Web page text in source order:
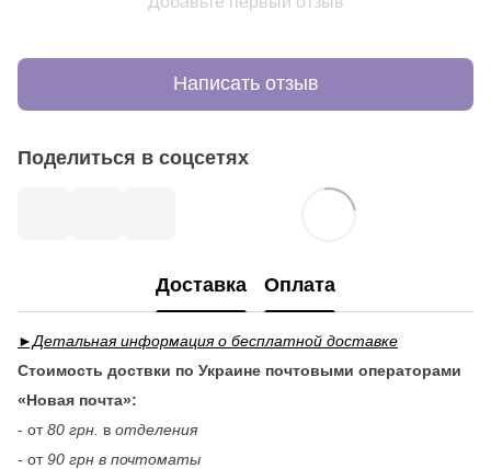
Написать отзыв
Поделиться в соцсетях
Доставка Оплата
►Детальная информация о бесплатной доставке
Стоимость доствки по Украине почтовыми операторами
«Новая почта»:
- от80 грн. в отделения
- от90 грн в почтоматы